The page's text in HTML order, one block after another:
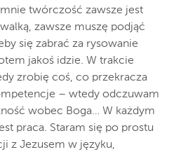
twórczość zawsze jest
zawsze muszę podjąć
się zabrać za rysowanie
jakoś idzie. W trakcie
zrobię coś, co przekracza
– wtedy odczuwam
wobec Boga… W każdym
praca. Staram się po prostu
z Jezusem w języku,